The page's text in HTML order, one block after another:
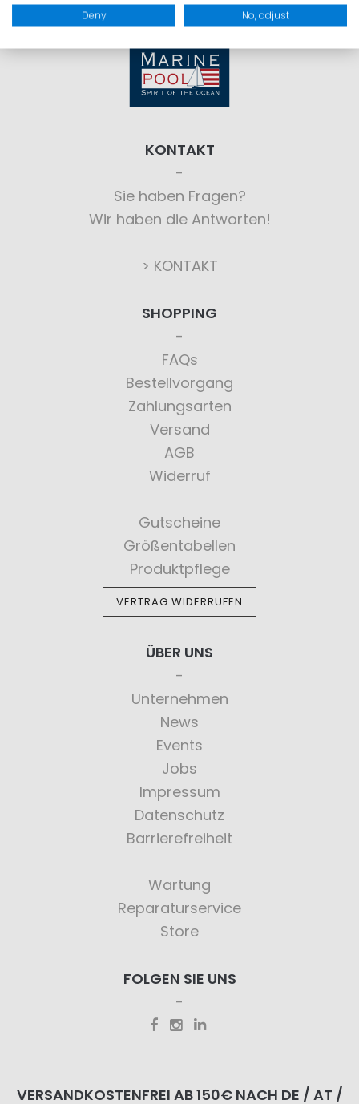
KONTAKT
Sie haben Fragen?
Wir haben die Antworten!
> KONTAKT
SHOPPING
FAQs
Bestellvorgang
Zahlungsarten
Versand
AGB
Widerruf
Gutscheine
Größentabellen
Produktpflege
VERTRAG WIDERRUFEN
ÜBER UNS
Unternehmen
News
Events
Jobs
Impressum
Datenschutz
Barrierefreiheit
Wartung
Reparaturservice
Store
FOLGEN SIE UNS
VERSANDKOSTENFREI AB 150€ NACH DE / AT /
Deny No, adjust